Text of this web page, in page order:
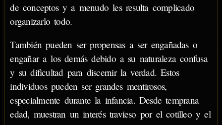
de conceptos y a menudo les resulta complicado
organizarlo todo.
También pueden ser propensas a ser engañadas o
engañar a los demás debido a su naturaleza confusa
y su dificultad para discernir la verdad. Estos
individuos pueden ser grandes mentirosos,
especialmente durante la infancia. Desde temprana
edad, muestran un interés travieso por el cotilleo y el